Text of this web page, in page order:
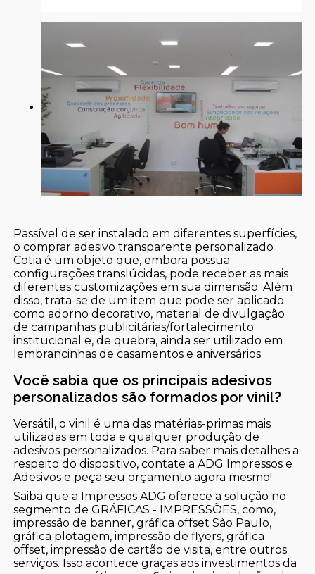
Passível de ser instalado em diferentes superfícies,
o comprar adesivo transparente personalizado
Cotia é um objeto que, embora possua
configurações translúcidas, pode receber as mais
diferentes customizações em sua dimensão. Além
disso, trata-se de um item que pode ser aplicado
como adorno decorativo, material de divulgação
de campanhas publicitárias/fortalecimento
institucional e, de quebra, ainda ser utilizado em
lembrancinhas de casamentos e aniversários.
Você sabia que os principais adesivos
personalizados são formados por vinil?
Versátil, o vinil é uma das matérias-primas mais
utilizadas em toda e qualquer produção de
adesivos personalizados. Para saber mais detalhes a
respeito do dispositivo, contate a ADG Impressos e
Adesivos e peça seu orçamento agora mesmo!
Saiba que a Impressos ADG oferece a solução no
segmento de GRÁFICAS - IMPRESSÕES, como,
impressão de banner, gráfica offset São Paulo,
gráfica plotagem, impressão de flyers, gráfica
offset, impressão de cartão de visita, entre outros
serviços. Isso acontece graças aos investimentos da